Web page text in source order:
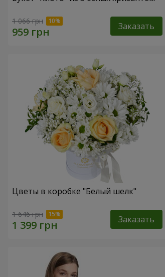
1 066 грн Заказать
Цветы в коробке "Белый шелк"
1 646 грн Заказать